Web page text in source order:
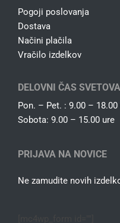
Pogoji poslovanja
Dostava
Načini plačila
Vračilo izdelkov
DELOVNI ČAS
Pon. – Pet. : 9.00 – 18.00
Sobota: 9.00 – 15.00 ure
PRIJAVA NA NOVICE
Ne zamudite novih